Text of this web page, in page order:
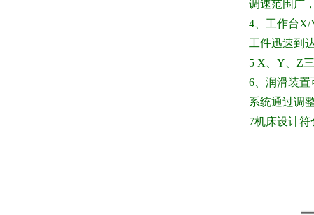
调速范围广
4、工作台X/
工件迅速到
5 X
Y Z
6 、润滑装
系统通过调
7机床设计符